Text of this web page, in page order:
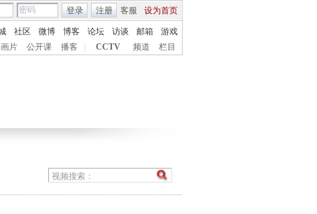
客服 设为首页
登录 注册
社区 微博 博客 论坛 访谈 邮箱
游戏
片 公开课 播客 CCTV 频道 栏目